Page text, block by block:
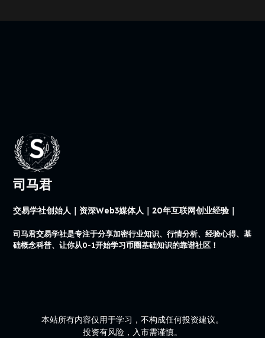
司马君
交易学社创始人｜资深Web3媒体人｜20年互联网创业经验｜
司马君交易学社是专注于分享加密行业知识、行情分析、经验心得、基
础概念科普、让你从0-1开始学习币圈基础知识的靠谱社区！
本站所有内容仅用于学习，不构成任何投资建议。
投资有风险，入市需谨慎。